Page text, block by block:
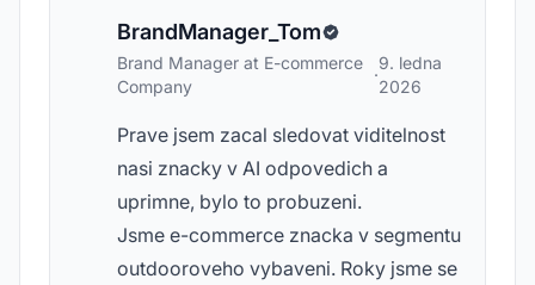
BrandManager_Tom
Brand Manager at E-commerce
Company
·
9. ledna
2026
Prave jsem zacal sledovat viditelnost
nasi znacky v AI odpovedich a
uprimne, bylo to probuzeni.
Jsme e-commerce znacka v segmentu
outdooroveho vybaveni. Roky jsme se